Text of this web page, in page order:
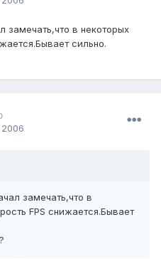
замечать,что в некоторых
сильно.
замечать,что в
FPS снижается.Бывает